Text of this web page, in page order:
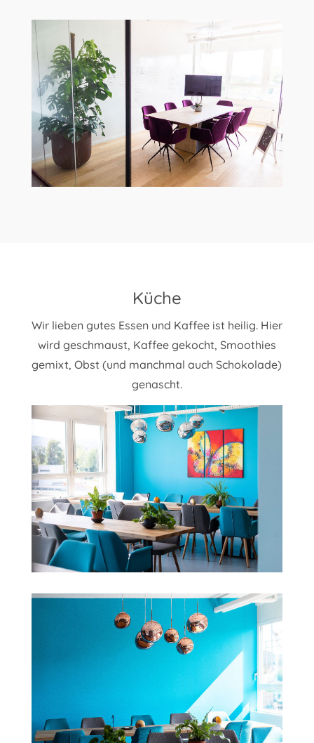
Küche
Wir lieben gutes Essen und Kaffee ist heilig. Hier
wird geschmaust, Kaffee gekocht, Smoothies
gemixt, Obst (und manchmal auch Schokolade)
genascht.